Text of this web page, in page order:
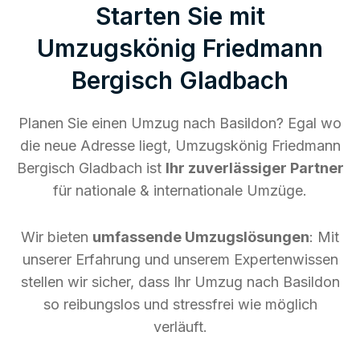
Starten Sie mit
Umzugskönig Friedmann
Bergisch Gladbach
Planen Sie einen Umzug nach Basildon? Egal wo
die neue Adresse liegt, Umzugskönig Friedmann
Bergisch Gladbach ist Ihr zuverlässiger Partner
für nationale & internationale Umzüge.
Wir bieten umfassende Umzugslösungen: Mit
unserer Erfahrung und unserem Expertenwissen
stellen wir sicher, dass Ihr Umzug nach Basildon
so reibungslos und stressfrei wie möglich
verläuft.